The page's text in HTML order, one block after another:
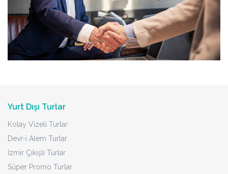
Yurt Dışı Turlar
Kolay Vizeli Turlar
Devr-i Alem Turlar
İzmir Çıkışlı Turlar
Süper Promo Turlar